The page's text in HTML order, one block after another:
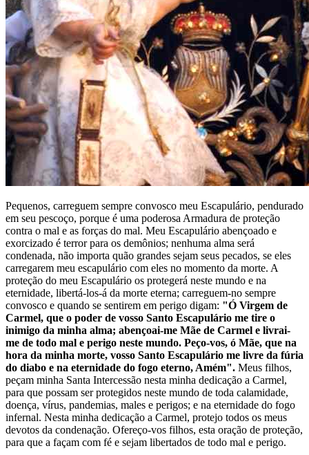
Pequenos, carreguem sempre convosco meu Escapulário, pendurado
em seu pescoço, porque é uma poderosa Armadura de proteção
contra o mal e as forças do mal. Meu Escapulário abençoado e
exorcizado é terror para os demônios; nenhuma alma será
condenada, não importa quão grandes sejam seus pecados, se eles
carregarem meu escapulário com eles no momento da morte. A
proteção do meu Escapulário os protegerá neste mundo e na
eternidade, libertá-los-á da morte eterna; carreguem-no sempre
convosco e quando se sentirem em perigo digam: "Ó Virgem de
Carmel, que o poder de vosso Santo Escapulário me tire o
inimigo da minha alma; abençoai-me Mãe de Carmel e livrai-
me de todo mal e perigo neste mundo. Peço-vos, ó Mãe, que na
hora da minha morte, vosso Santo Escapulário me livre da fúria
do diabo e na eternidade do fogo eterno, Amém". Meus filhos,
peçam minha Santa Intercessão nesta minha dedicação a Carmel,
para que possam ser protegidos neste mundo de toda calamidade,
doença, vírus, pandemias, males e perigos; e na eternidade do fogo
infernal. Nesta minha dedicação a Carmel, protejo todos os meus
devotos da condenação. Ofereço-vos filhos, esta oração de proteção,
para que a façam com fé e sejam libertados de todo mal e perigo.